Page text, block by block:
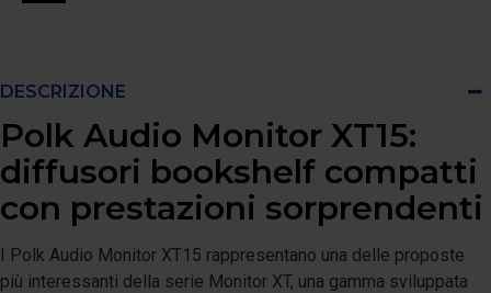
DESCRIZIONE
Polk Audio Monitor XT15:
diffusori bookshelf compatti
con prestazioni sorprendenti
I Polk Audio Monitor XT15 rappresentano una delle proposte
più interessanti della serie Monitor XT, una gamma sviluppata